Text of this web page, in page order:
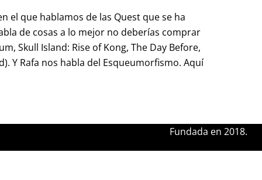
el que hablamos de las Quest que se ha
de cosas a lo mejor no deberías comprar
Skull Island: Rise of Kong, The Day Before,
Y Rafa nos habla del Esqueumorfismo. Aquí
Fundada en 2018.